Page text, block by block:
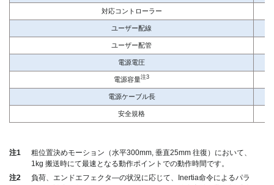
対応コントローラー
ユーザー配線
ユーザー配管
電源電圧
電源容量注3
電源ケーブル長
安全規格
注1
粗位置決めモーション（水平300mm, 垂直25mm 往復）において、
1kg 搬送時にて最速となる動作ポイントでの動作時間です。
注2
負荷、エンドエフェクタ―の状況に応じて、Inertia命令によるパラ